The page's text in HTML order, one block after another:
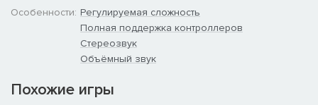
Особенности: Регулируемая сложность
Полная поддержка контроллеров
Стереозвук
Объёмный звук
Похожие игры